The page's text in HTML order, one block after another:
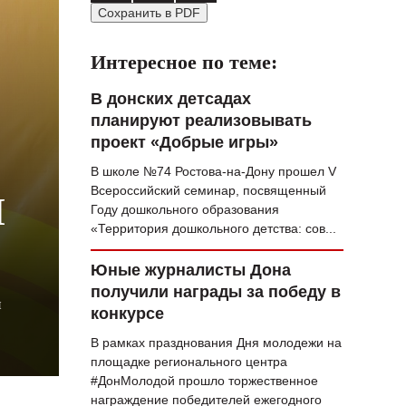
СТИЛЬ ЖИЗНИ
ЧЕЛОВЕК ОСОБЕННЫЙ
КУЛЬТ ЕДЫ
АФИША
ЖУРНАЛ
Сохранить в PDF
Интересное по теме:
В донских детсадах
планируют реализовывать
проект «Добрые игры»
В школе №74 Ростова-на-Дону прошел V
Всероссийский семинар, посвященный
Году дошкольного образования
«Территория дошкольного детства: сов...
Юные журналисты Дона
получили награды за победу в
конкурсе
В рамках празднования Дня молодежи на
площадке регионального центра
#ДонМолодой прошло торжественное
награждение победителей ежегодного